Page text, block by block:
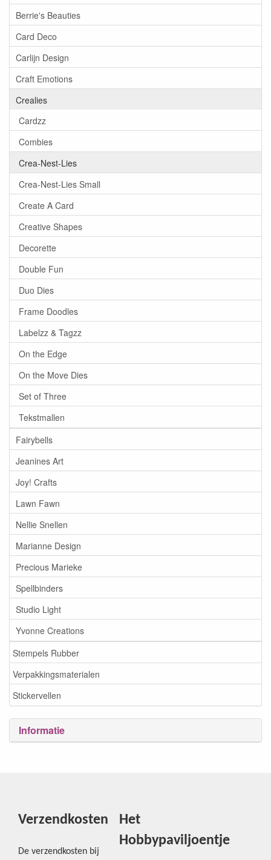
Berrie's Beauties
Card Deco
Carlijn Design
Craft Emotions
Crealies
Cardzz
Combies
Crea-Nest-Lies
Crea-Nest-Lies Small
Create A Card
Creative Shapes
Decorette
Double Fun
Duo Dies
Frame Doodles
Labelzz & Tagzz
On the Edge
On the Move Dies
Set of Three
Tekstmallen
Fairybells
Jeanines Art
Joy! Crafts
Lawn Fawn
Nellie Snellen
Marianne Design
Precious Marieke
Spellbinders
Studio Light
Yvonne Creations
Stempels Rubber
Verpakkingsmaterialen
Stickervellen
Informatie
Verzendkosten
De verzendkosten bij
Het
Hobbypaviljoentje